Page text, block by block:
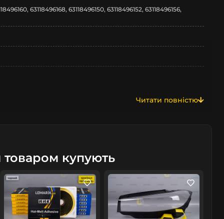
63118496168, 63118496150, 63118496152, 63118496156,
Читати повністю
купують